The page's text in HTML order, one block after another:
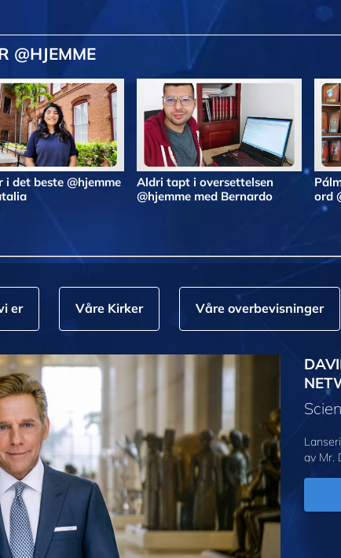
@HJEMME
i det beste @hjemme
Aldri tapt i oversettelsen
@hjemme med Bernardo
ord
er Våre Kirker Våre overbevisninger
av Mr.